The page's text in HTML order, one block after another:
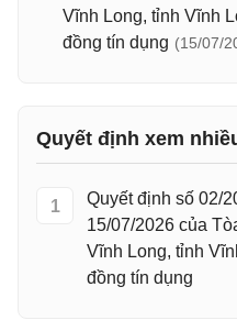
Vĩnh Long, tỉnh Vĩnh
đồng tín dụng (15/07/
Quyết định xem
1
Quyết định số 02/
15/07/2026 của
Vĩnh Long, tỉnh
đồng tín dụng